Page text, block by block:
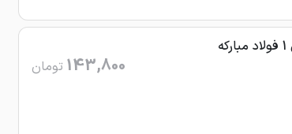
143,800 تومان